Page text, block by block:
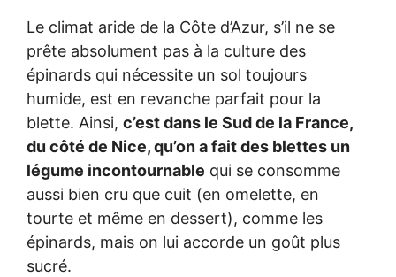
Le climat aride de la Côte d’Azur, s’il ne se
prête absolument pas à la culture des
épinards qui nécessite un sol toujours
humide, est en revanche parfait pour la
blette. Ainsi, c’est dans le Sud de la France,
du côté de Nice, qu’on a fait des blettes un
légume incontournable qui se consomme
aussi bien cru que cuit (en omelette, en
tourte et même en dessert), comme les
épinards, mais on lui accorde un goût plus
sucré.